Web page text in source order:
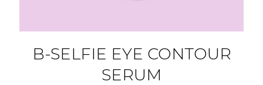
Anfang
derB-SELFIE EYE CONTOUR
SERUM